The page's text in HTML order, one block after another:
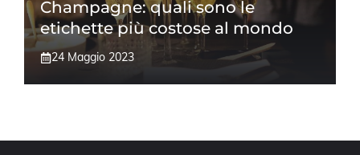
Champagne: quali sono le
etichette più costose al mondo
24 Maggio 2023